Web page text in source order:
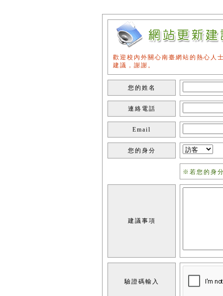
歡迎校內外關心南臺網站的熱心人
建議，謝謝。
您的姓名
連絡電話
Email
您的身分
※若您的身
建議事項
驗證碼輸入